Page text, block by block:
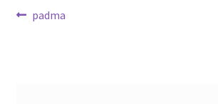
Vidéos
Navigation
Article
padma